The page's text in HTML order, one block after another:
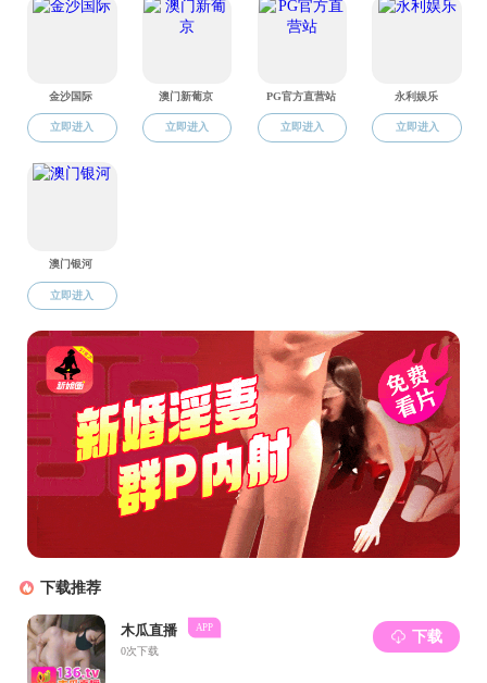
上一篇：
下一篇：
吃瓜网
Copyright © 吃瓜网-黑料视频全集 All Rights Reserved